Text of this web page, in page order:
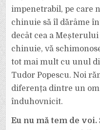
impenetrabil, pe care
chinuie să îl dărâme
decât cea a
chinuie, vă
tot mai mult cu unul
Tudor Popescu. Noi
diferența dintre un
înduhovnicit.
Eu nu mă tem de voi.